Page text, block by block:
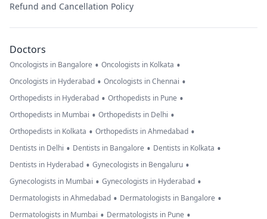
Refund and Cancellation Policy
Doctors
Oncologists in Bangalore • Oncologists in Kolkata •
Oncologists in Hyderabad • Oncologists in Chennai •
Orthopedists in Hyderabad • Orthopedists in Pune •
Orthopedists in Mumbai • Orthopedists in Delhi •
Orthopedists in Kolkata • Orthopedists in Ahmedabad •
Dentists in Delhi • Dentists in Bangalore • Dentists in Kolkata •
Dentists in Hyderabad • Gynecologists in Bengaluru •
Gynecologists in Mumbai • Gynecologists in Hyderabad •
Dermatologists in Ahmedabad • Dermatologists in Bangalore •
Dermatologists in Mumbai • Dermatologists in Pune •